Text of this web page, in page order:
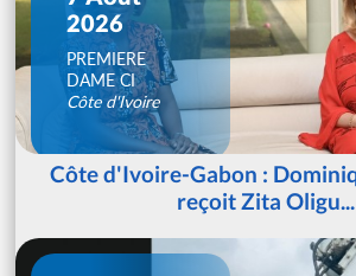
2026
PREMIERE
DAME CI
Côte d'Ivoire
Côte d'Ivoire-Gabon :
reçoit Zita Oligu...